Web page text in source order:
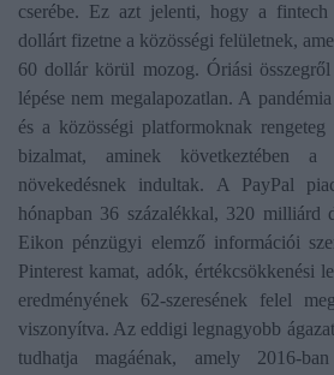
cserébe. Ez azt jelenti, hogy a fintech
dollárt fizetne a közösségi felületnek,
60 dollár körül mozog. Óriási
lépése nem megalapozatlan. A
és a közösségi platformoknak
bizalmat, aminek következtében
növekedésnek indultak. A PayPal
hónapban 36 százalékkal, 320
Eikon pénzügyi elemző információi
Pinterest kamat, adók, értékcsökkenési
eredményének 62-szeresének felel
viszonyítva. Az eddigi legnagyobb
tudhatja magáénak, amely 2016-